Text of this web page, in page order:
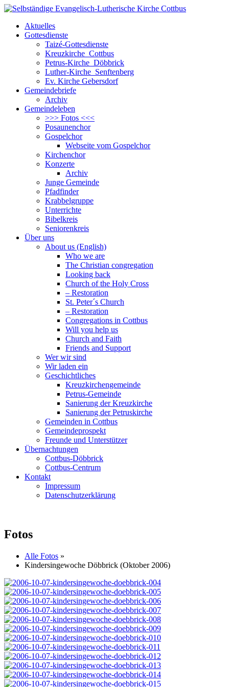
Aktuelles
Gottesdienste
Taizé-Gottesdienste
Kreuzkirche Cottbus
Petrus-Kirche Döbbrick
Luther-Kirche Senftenberg
Ev. Kirche Gebersdorf
Gemeindebriefe
Archiv
Gemeindeleben
>>> Fotos <<<
Posaunenchor
Gospelchor
Webseite vom Gospelchor
Kirchenchor
Konzerte
Archiv
Junge Gemeinde
Pfadfinder
Krabbelgruppe
Unterrichte
Bibelkreis
Seniorenkreis
Über uns
About us (English)
Who we are
The Christian congregation
Looking back
Church of the Holy Cross
– Restoration
St. Peter´s Church
– Restoration
Congregations in Cottbus
Will you help us
Church and Faith
Friends and Support
Wer wir sind
Wir laden ein
Geschichtliches
Kreuzkirchengemeinde
Petrus-Gemeinde
Sanierung der Kreuzkirche
Sanierung der Petruskirche
Gemeinden in Cottbus
Gemeindeprospekt
Freunde und Unterstützer
Übernachtungen
Cottbus-Döbbrick
Cottbus-Centrum
Kontakt
Impressum
Datenschutzerklärung
Fotos
Alle Fotos »
Kindersingewoche Döbbrick (Oktober 2006)